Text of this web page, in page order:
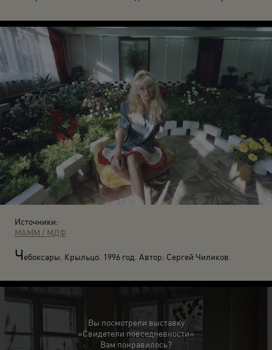
Источники:
МАММ / МДФ
Чебоксары. Крыльцо. 1996 год. Автор: Сергей Чиликов.
Вы посмотрели выставку
«Свидетели повседневности»
Вам понравилось?